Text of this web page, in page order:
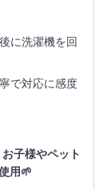
に洗濯機を回
で対応に感度
お子様やペット
用🌱